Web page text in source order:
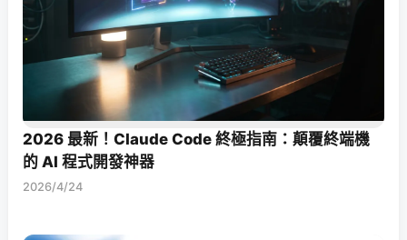
2026 最新！Claude Code 終極指南：顛覆終端機
的 AI 程式開發神器
2026/4/24